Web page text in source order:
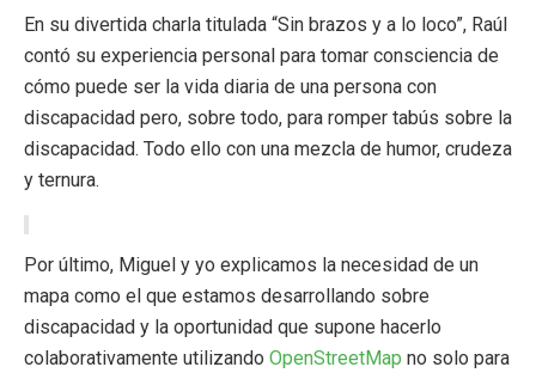
En su divertida charla titulada “Sin brazos y a lo loco”, Raúl
contó su experiencia personal para tomar consciencia de
cómo puede ser la vida diaria de una persona con
discapacidad pero, sobre todo, para romper tabús sobre la
discapacidad. Todo ello con una mezcla de humor, crudeza
y ternura.
Por último, Miguel y yo explicamos la necesidad de un
mapa como el que estamos desarrollando sobre
discapacidad y la oportunidad que supone hacerlo
colaborativamente utilizando OpenStreetMap no solo para